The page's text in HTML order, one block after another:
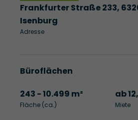
Frankfurter Straße 233,
Isenburg
Adresse
Büroflächen
243 - 10.499 m²
Fläche (ca.)
ab
Miete